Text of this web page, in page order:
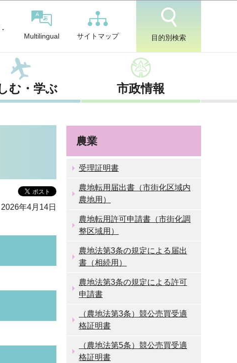
Multilingual サイトマップ 目的別検索
む・学ぶ 市政情報
年4月14日
農業
受理証明書
農地転用届出書（市街化区域内
農地用）
農地転用許可申請書（市街化調
整区域用）
農地法第3条の規定による届出
書（相続用）
農地法第3条の規定による許可
申請書
（農地法第3条）競公売買受適
格証明書
（農地法第5条）競公売買受適
格証明書